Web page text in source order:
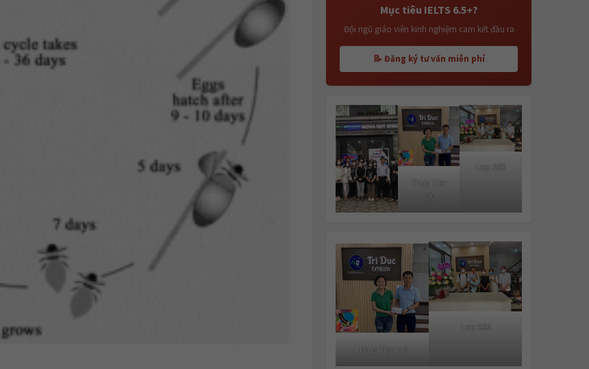
Mục tiêu IELTS 6.5+?
Đội ngũ giáo viên kinh nghiệm cam kết đầu ra
📝 Đăng ký tư vấn miễn phí
Thuy Tien
7.0
Lop A63
Thuy Tien 7.0
Lop A63